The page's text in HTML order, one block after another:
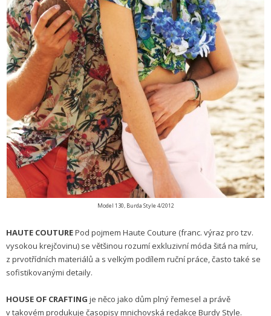
Model 130, Burda Style 4/2012
HAUTE COUTUREPod pojmem Haute Couture (franc. výraz pro tzv.
vysokou krejčovinu) se většinou rozumí exkluzivní móda šitá na míru,
z prvotřídních materiálů a s velkým podílem ruční práce, často také se
sofistikovanými detaily.
HOUSE OF CRAFTING je něco jako dům plný řemesel a právě
v takovém produkuje časopisy mnichovská redakce Burdy Style.